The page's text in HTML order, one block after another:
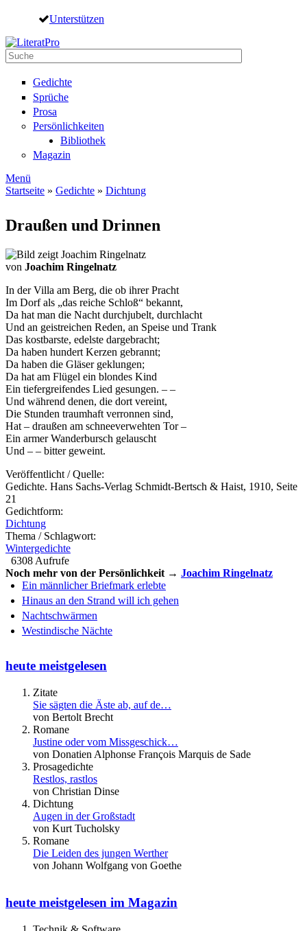
Direkt zum Inhalt
Unterstützen
Suche
Gedichte
Sprüche
Prosa
Persönlichkeiten
Bibliothek
Magazin
Menü
Startseite » Gedichte » Dichtung
Draußen und Drinnen
von Joachim Ringelnatz
In der Villa am Berg, die ob ihrer Pracht
Im Dorf als „das reiche Schloß“ bekannt,
Da hat man die Nacht durchjubelt, durchlacht
Und an geistreichen Reden, an Speise und Trank
Das kostbarste, edelste dargebracht;
Da haben hundert Kerzen gebrannt;
Da haben die Gläser geklungen;
Da hat am Flügel ein blondes Kind
Ein tiefergreifendes Lied gesungen. – –
Und während denen, die dort vereint,
Die Stunden traumhaft verronnen sind,
Hat – draußen am schneeverwehten Tor –
Ein armer Wanderbursch gelauscht
Und – – bitter geweint.
Veröffentlicht / Quelle:
Gedichte. Hans Sachs-Verlag Schmidt-Bertsch & Haist, 1910, Seite
21
Gedichtform:
Dichtung
Thema / Schlagwort:
Wintergedichte
6308 Aufrufe
Noch mehr von der Persönlichkeit → Joachim Ringelnatz
Ein männlicher Briefmark erlebte
Hinaus an den Strand will ich gehen
Nachtschwärmen
Westindische Nächte
heute meistgelesen
Zitate
Sie sägten die Äste ab, auf de…
von Bertolt Brecht
Romane
Justine oder vom Missgeschick…
von Donatien Alphonse François Marquis de Sade
Prosagedichte
Restlos, rastlos
von Christian Dinse
Dichtung
Augen in der Großstadt
von Kurt Tucholsky
Romane
Die Leiden des jungen Werther
von Johann Wolfgang von Goethe
heute meistgelesen im Magazin